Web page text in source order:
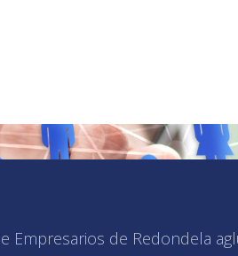
Empresarios de Redondela